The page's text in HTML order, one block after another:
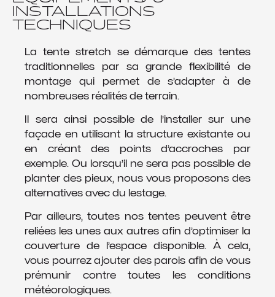
INSTALLATIONS
TECHNIQUES
La tente stretch se démarque des tentes
traditionnelles par sa grande flexibilité de
montage qui permet de s’adapter à de
nombreuses réalités de terrain.
Il sera ainsi possible de l’installer sur une
façade en utilisant la structure existante ou
en créant des points d’accroches par
exemple. Ou lorsqu’il ne sera pas possible de
planter des pieux, nous vous proposons des
alternatives avec du lestage.
Par ailleurs, toutes nos tentes peuvent être
reliées les unes aux autres afin d’optimiser la
couverture de l’espace disponible. À cela,
vous pourrez ajouter des parois afin de vous
prémunir contre toutes les conditions
météorologiques.